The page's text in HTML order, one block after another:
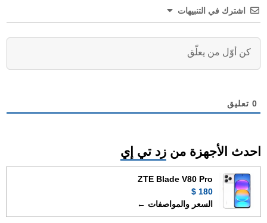
اشترك في التنبيهات
0 تعليق
احدث الأجهزة من زد تي إي
ZTE Blade V80 Pro
180 $
السعر والمواصفات ←